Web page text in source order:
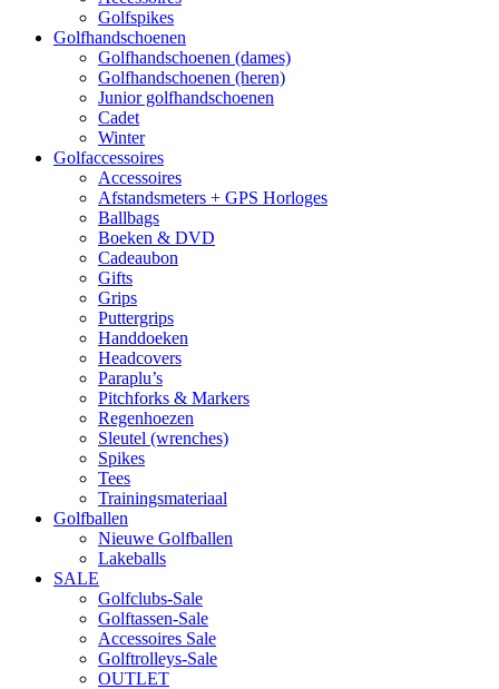
Golfspikes
Golfhandschoenen
Golfhandschoenen (dames)
Golfhandschoenen (heren)
Junior golfhandschoenen
Cadet
Winter
Golfaccessoires
Accessoires
Afstandsmeters + GPS Horloges
Ballbags
Boeken & DVD
Cadeaubon
Gifts
Grips
Puttergrips
Handdoeken
Headcovers
Paraplu’s
Pitchforks & Markers
Regenhoezen
Sleutel (wrenches)
Spikes
Tees
Trainingsmateriaal
Golfballen
Nieuwe Golfballen
Lakeballs
SALE
Golfclubs-Sale
Golftassen-Sale
Accessoires Sale
Golftrolleys-Sale
OUTLET